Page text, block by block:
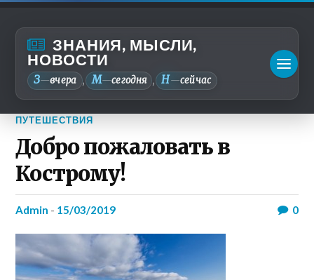
ЗНАНИЯ, МЫСЛИ,
НОВОСТИ
З—вчера , М—сегодня , Н—сейчас
ПУТЕШЕСТВИЯ
Добро пожаловать в
Кострому!
admin - 15/03/2019 0